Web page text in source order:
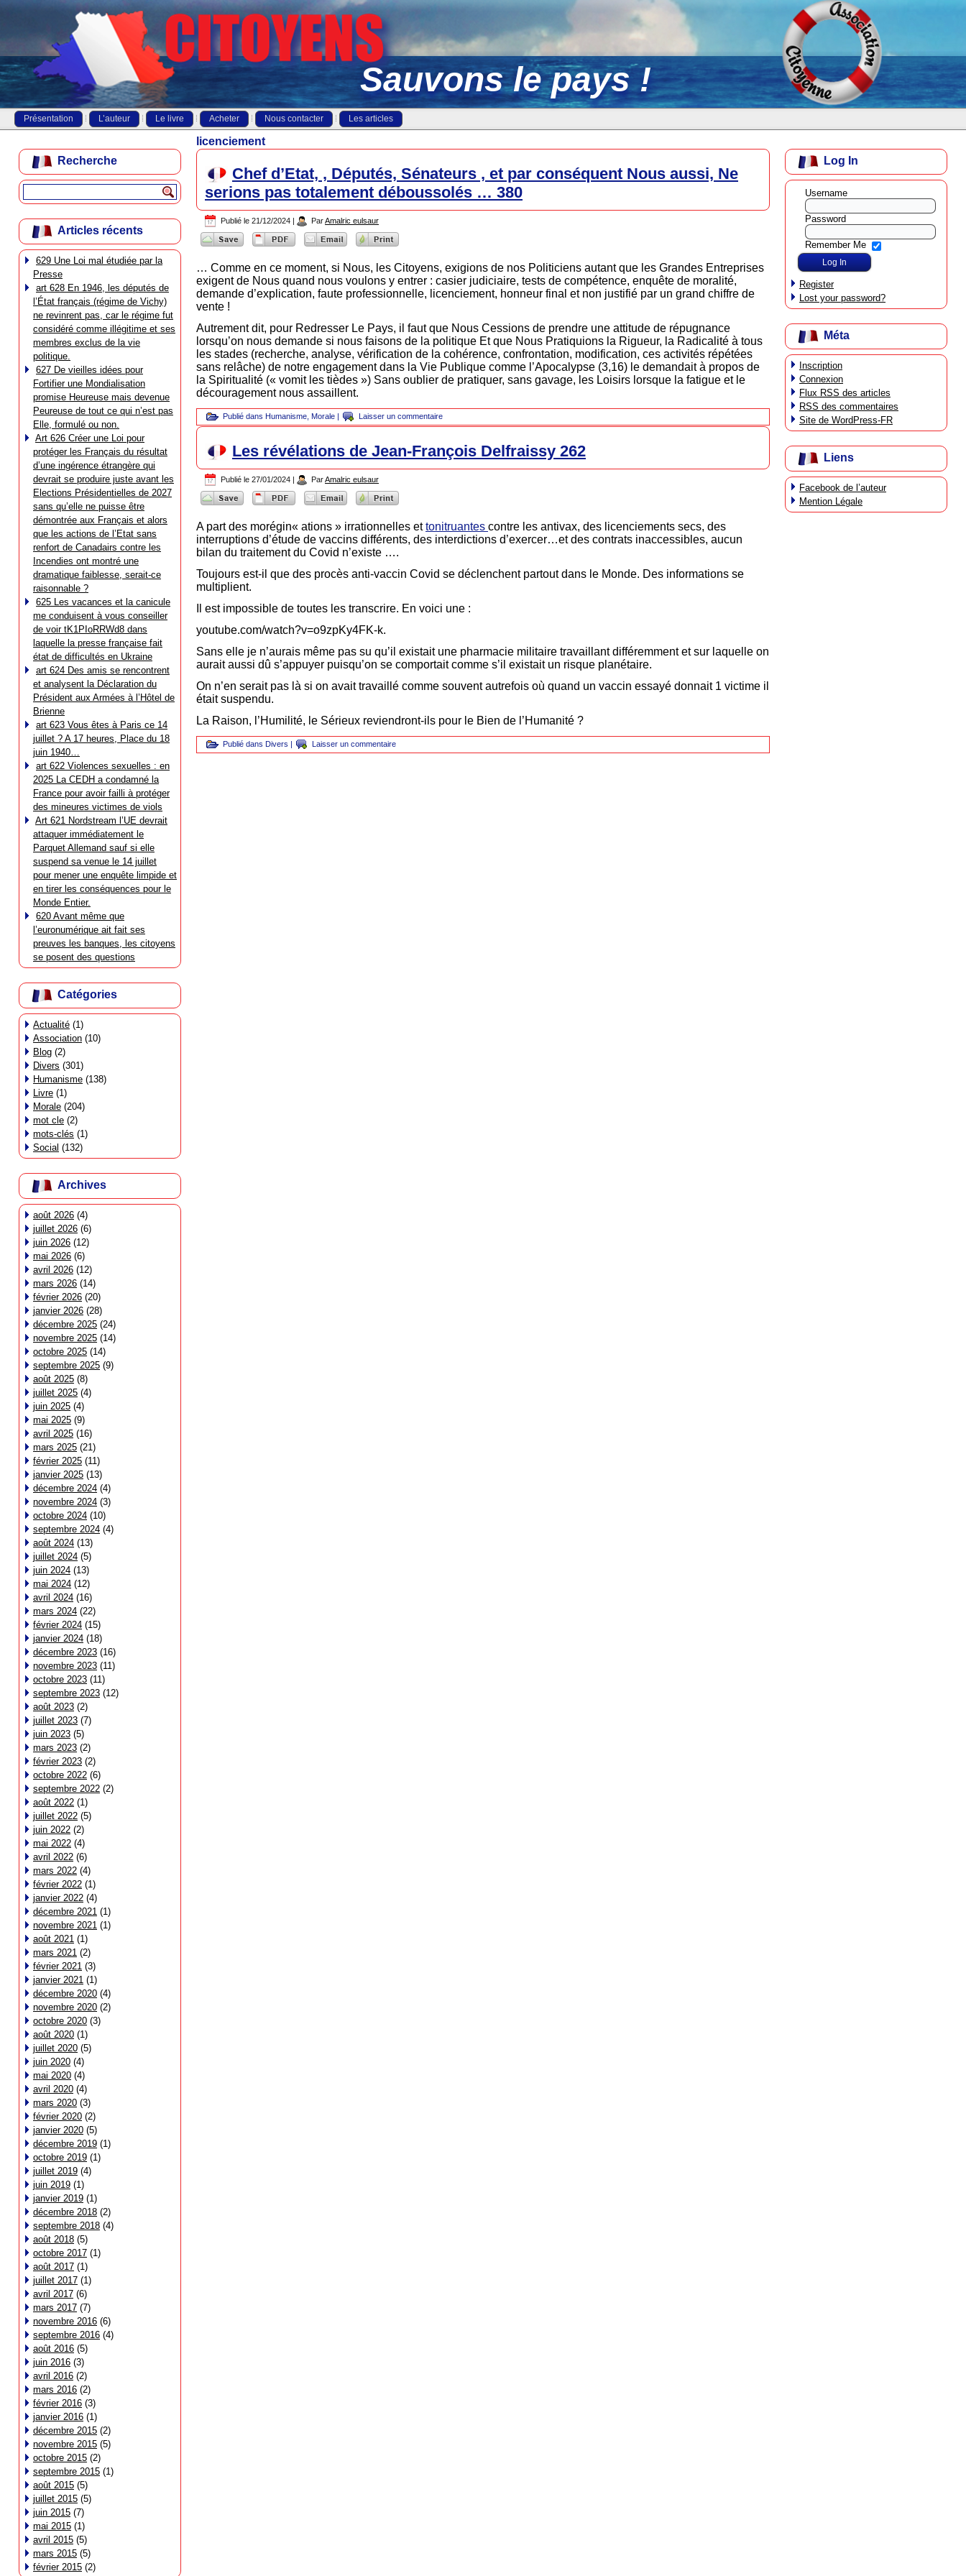
Sauvons le pays !
Présentation L’auteur Le livre Acheter Nous contacter Les articles
Recherche
Articles récents
629 Une Loi mal étudiée par la
Presse
art 628 En 1946, les députés de
l’État français (régime de Vichy)
ne revinrent pas, car le régime fut
considéré comme illégitime et ses
membres exclus de la vie
politique.
627 De vieilles idées pour
Fortifier une Mondialisation
promise Heureuse mais devenue
Peureuse de tout ce qui n’est pas
Elle, formulé ou non.
Art 626 Créer une Loi pour
protéger les Français du résultat
d’une ingérence étrangère qui
devrait se produire juste avant les
Elections Présidentielles de 2027
sans qu’elle ne puisse être
démontrée aux Français et alors
que les actions de l’Etat sans
renfort de Canadairs contre les
Incendies ont montré une
dramatique faiblesse, serait-ce
raisonnable ?
625 Les vacances et la canicule
me conduisent à vous conseiller
de voir tK1PIoRRWd8 dans
laquelle la presse française fait
état de difficultés en Ukraine
art 624 Des amis se rencontrent
et analysent la Déclaration du
Président aux Armées à l’Hôtel de
Brienne
art 623 Vous êtes à Paris ce 14
juillet ? A 17 heures, Place du 18
juin 1940…
art 622 Violences sexuelles : en
2025 La CEDH a condamné la
France pour avoir failli à protéger
des mineures victimes de viols
Art 621 Nordstream l’UE devrait
attaquer immédiatement le
Parquet Allemand sauf si elle
suspend sa venue le 14 juillet
pour mener une enquête limpide et
en tirer les conséquences pour le
Monde Entier.
620 Avant même que
l’euronumérique ait fait ses
preuves les banques, les citoyens
se posent des questions
Catégories
Actualité (1)
Association (10)
Blog (2)
Divers (301)
Humanisme (138)
Livre (1)
Morale (204)
mot cle (2)
mots-clés (1)
Social (132)
Archives
août 2026 (4)
juillet 2026 (6)
juin 2026 (12)
mai 2026 (6)
avril 2026 (12)
mars 2026 (14)
février 2026 (20)
janvier 2026 (28)
décembre 2025 (24)
novembre 2025 (14)
octobre 2025 (14)
septembre 2025 (9)
août 2025 (8)
juillet 2025 (4)
juin 2025 (4)
mai 2025 (9)
avril 2025 (16)
mars 2025 (21)
février 2025 (11)
janvier 2025 (13)
décembre 2024 (4)
novembre 2024 (3)
octobre 2024 (10)
septembre 2024 (4)
août 2024 (13)
juillet 2024 (5)
juin 2024 (13)
mai 2024 (12)
avril 2024 (16)
mars 2024 (22)
février 2024 (15)
janvier 2024 (18)
décembre 2023 (16)
novembre 2023 (11)
octobre 2023 (11)
septembre 2023 (12)
août 2023 (2)
juillet 2023 (7)
juin 2023 (5)
mars 2023 (2)
février 2023 (2)
octobre 2022 (6)
septembre 2022 (2)
août 2022 (1)
juillet 2022 (5)
juin 2022 (2)
mai 2022 (4)
avril 2022 (6)
mars 2022 (4)
février 2022 (1)
janvier 2022 (4)
décembre 2021 (1)
novembre 2021 (1)
août 2021 (1)
mars 2021 (2)
février 2021 (3)
janvier 2021 (1)
décembre 2020 (4)
novembre 2020 (2)
octobre 2020 (3)
août 2020 (1)
juillet 2020 (5)
juin 2020 (4)
mai 2020 (4)
avril 2020 (4)
mars 2020 (3)
février 2020 (2)
janvier 2020 (5)
décembre 2019 (1)
octobre 2019 (1)
juillet 2019 (4)
juin 2019 (1)
janvier 2019 (1)
décembre 2018 (2)
septembre 2018 (4)
août 2018 (5)
octobre 2017 (1)
août 2017 (1)
juillet 2017 (1)
avril 2017 (6)
mars 2017 (7)
novembre 2016 (6)
septembre 2016 (4)
août 2016 (5)
juin 2016 (3)
avril 2016 (2)
mars 2016 (2)
février 2016 (3)
janvier 2016 (1)
décembre 2015 (2)
novembre 2015 (5)
octobre 2015 (2)
septembre 2015 (1)
août 2015 (5)
juillet 2015 (5)
juin 2015 (7)
mai 2015 (1)
avril 2015 (5)
mars 2015 (5)
février 2015 (2)
licenciement
Chef d’Etat, , Députés, Sénateurs , et par conséquent Nous aussi, Ne
serions pas totalement déboussolés … 380
Publié le 21/12/2024 | ParAmalric eulsaur
… Comme en ce moment, si Nous, les Citoyens, exigions de nos Politiciens autant que les Grandes Entreprises
exigent de Nous quand nous voulons y entrer : casier judiciaire, tests de compétence, enquête de moralité,
demande d’explication, faute professionnelle, licenciement, honneur final et non justifié par un grand chiffre de
vente !
Autrement dit, pour Redresser Le Pays, il faut que Nous Cessions de prendre une attitude de répugnance
lorsqu’on nous demande si nous faisons de la politique Et que Nous Pratiquions la Rigueur, la Radicalité à tous
les stades (recherche, analyse, vérification de la cohérence, confrontation, modification, ces activités répétées
sans relâche) de notre engagement dans la Vie Publique comme l’Apocalypse (3,16) le demandait à propos de
la Spiritualité (« vomit les tièdes ») Sans oublier de pratiquer, sans gavage, les Loisirs lorsque la fatigue et le
découragement nous assaillent.
Publié dans Humanisme Morale | Laisser un commentaire
Les révélations de Jean-François Delfraissy 262
Publié le 27/01/2024 ParAmalric eulsaur
A part des morégin« ations » irrationnelles ettonitruantes contre les antivax, des licenciements secs, des
interruptions d’étude de vaccins différents, des interdictions d’exercer…et des contrats inaccessibles, aucun
bilan du traitement du Covid n’existe ….
Toujours est-il que des procès anti-vaccin Covid se déclenchent partout dans le Monde. Des informations se
multiplient.
Il est impossible de toutes les transcrire. En voici une :
youtube.com/watch?v=o9zpKy4FK-k.
Sans elle je n’aurais même pas su qu’il existait une pharmacie militaire travaillant différemment et sur laquelle on
aurait aussi dû s’appuyer puisqu’on se comportait comme s’il existait un risque planétaire.
On n’en serait pas là si on avait travaillé comme souvent autrefois où quand un vaccin essayé donnait 1 victime il
était suspendu.
La Raison, l’Humilité, le Sérieux reviendront-ils pour le Bien de l’Humanité ?
Publié dans Divers Laisser un commentaire
Log In
Username
Password
Remember Me
Register
Lost your password?
Méta
Inscription
Connexion
Flux RSS des articles
RSS des commentaires
Site de WordPress-FR
Liens
Facebook de l’auteur
Mention Légale